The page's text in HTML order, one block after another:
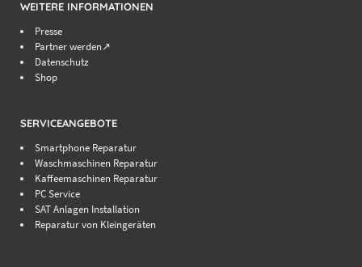
WEITERE INFORMATIONEN
Presse
Partner werden↗
Datenschutz
Shop
SERVICEANGEBOTE
Smartphone Reparatur
Waschmaschinen Reparatur
Kaffeemaschinen Reparatur
PC Service
SAT Anlagen Installation
Reparatur von Kleingeräten